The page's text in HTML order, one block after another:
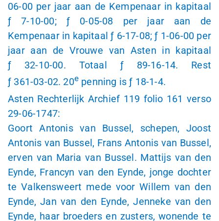
06-00per jaar aan de Kempenaar in kapitaal
ƒ 7-10-00; ƒ 0-05-08 per jaar aan de
Kempenaar in kapitaalƒ 6-17-08;ƒ 1-06-00 per
jaar aan de Vrouwe van Asten in kapitaal
ƒ 32-10-00. Totaal ƒ 89-16-14. Rest
ƒ 361-03-02. 20e penning isƒ 18-1-4.
Asten Rechterlijk Archief 119 folio 161 verso
29-06-1747:
Goort Antonis van Bussel, schepen, Joost
Antonis van Bussel, Frans Antonis van Bussel,
erven van Maria van Bussel. Mattijs van den
Eynde, Francyn van den Eynde, jonge dochter
te Valkensweert mede voor Willem van den
Eynde, Jan van den Eynde, Jenneke van den
Eynde, haar broeders en zusters, wonende te